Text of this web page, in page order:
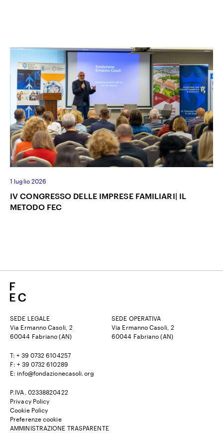
1 luglio 2026
IV CONGRESSO DELLE IMPRESE FAMILIARI| IL
METODO FEC
SEDE LEGALE
Via Ermanno Casoli, 2
60044 Fabriano (AN)
SEDE OPERATIVA
Via Ermanno Casoli, 2
60044 Fabriano (AN)
T: + 39 0732 6104257
F: + 39 0732 610289
E: info@fondazionecasoli.org
P.IVA. 02338820422
Privacy Policy
Cookie Policy
Preferenze cookie
AMMINISTRAZIONE TRASPARENTE